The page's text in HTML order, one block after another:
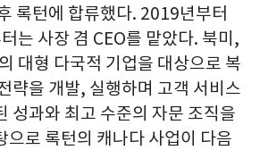
록턴에 합류했다. 2019년부터
는 사장 겸 CEO를 맡았다. 북미,
대형 다국적 기업을 대상으로 복
략을 개발, 실행하며 고객 서비스
성과와 최고 수준의 자문 조직을
으로 록턴의 캐나다 사업이 다음